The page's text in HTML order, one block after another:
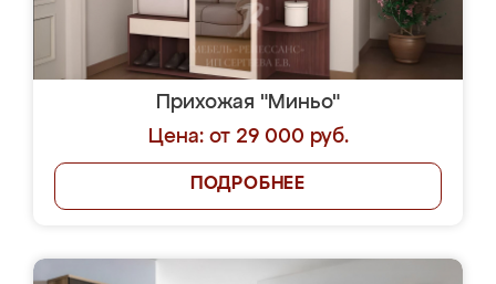
Прихожая "Миньо"
Цена: от 29 000 руб.
ПОДРОБНЕЕ